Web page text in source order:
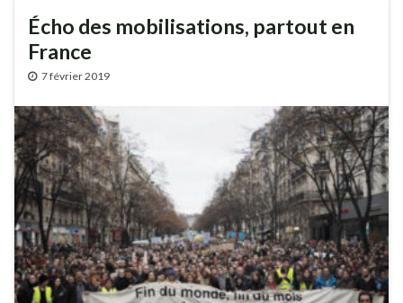
Écho des mobilisations, partout en
France
7 février 2019